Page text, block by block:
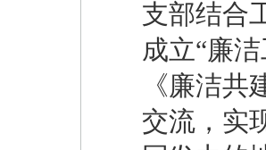
支部结合
成立“廉
《廉洁
交流，实